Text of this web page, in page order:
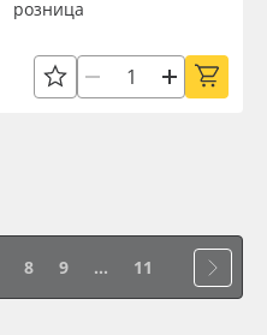
розница
8 9 ... 11